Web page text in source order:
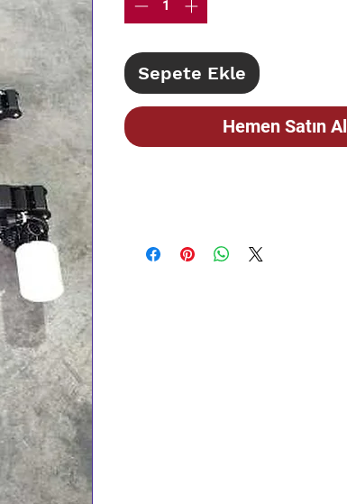
Sepete Ekle
Hemen Satın Al
BİLGİSİ İÇİN LÜTFEN SORUNUZ.